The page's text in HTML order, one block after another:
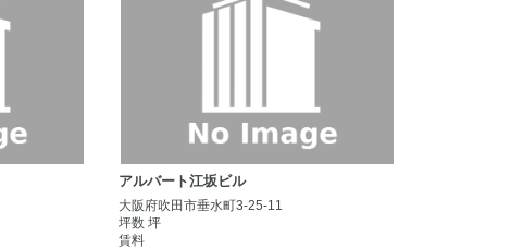
アルバート江坂ビル
大阪府吹田市垂水町3-25-11
坪数 坪
賃料